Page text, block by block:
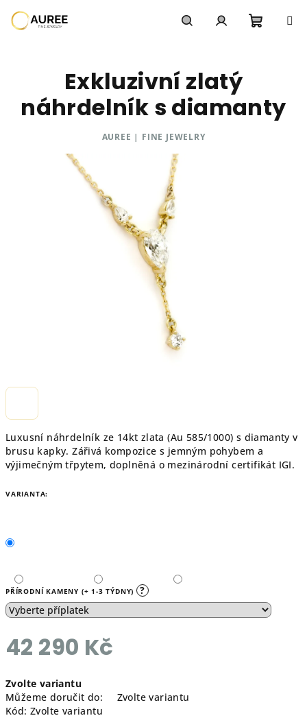
na
obsah
Luxusní náhrdelník ze 14kt zlata (Au 585/1000) s diamanty v
brusu kapky. Zářivá kompozice s jemným pohybem a
výjimečným třpytem, doplněná o mezinárodní certifikát IGI.
VARIANTA:
PŘÍRODNÍ KAMENY (+ 1-3 TÝDNY) ?
42 290 Kč
cena:
Zvolte variantu
Můžeme doručit do:
Zvolte variantu
Kód: Zvolte variantu
Exkluzivní zlatý
náhrdelník s diamanty
AUREE | FINE JEWELRY